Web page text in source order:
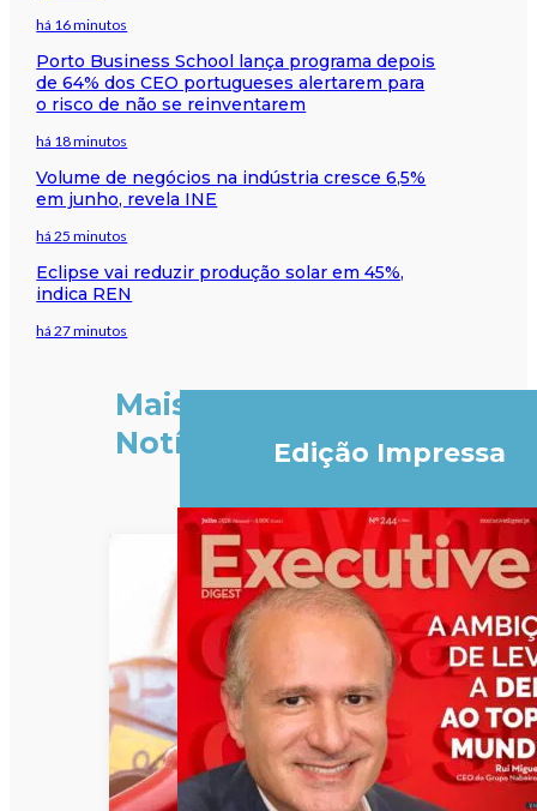
há 16 minutos
Porto Business School lança programa depois
de 64% dos CEO portugueses alertarem para
o risco de não se reinventarem
há 18 minutos
Volume de negócios na indústria cresce 6,5%
em junho, revela INE
há 25 minutos
Eclipse vai reduzir produção solar em 45%,
indica REN
há 27 minutos
Mais
Notícias
Edição Impressa